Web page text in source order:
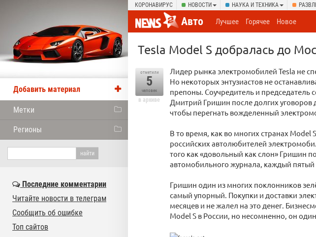
КОРОНАВИРУС НОВОСТИ НАУКА И ТЕХНИКА
Авто Лучшее Горячее Новое
Tesla Model S добралась до
отметили
5
человек
в архиве
Лидер рынка электромобилей Tesla не
Но некоторых энтузиастов не
препоны. Соучредитель и председатель
Дмитрий Гришин после долгих уговоров
чтобы перегнать вожделенный
В то время, как во многих странах
российских автолюбителей
того как «довольный как слон» Гришин
автомобильного журнала, каждый пятый
Гришин один из многих поклонников
самый упорный. Покупки и доставки
месяцев и не жалел на это денег.
Model S в России, но несомненно, он
Добавить материал
Метки
Регионы
Последние комментарии
Читайте новости в телеграм
Сообщить об ошибке
Топ сайтов